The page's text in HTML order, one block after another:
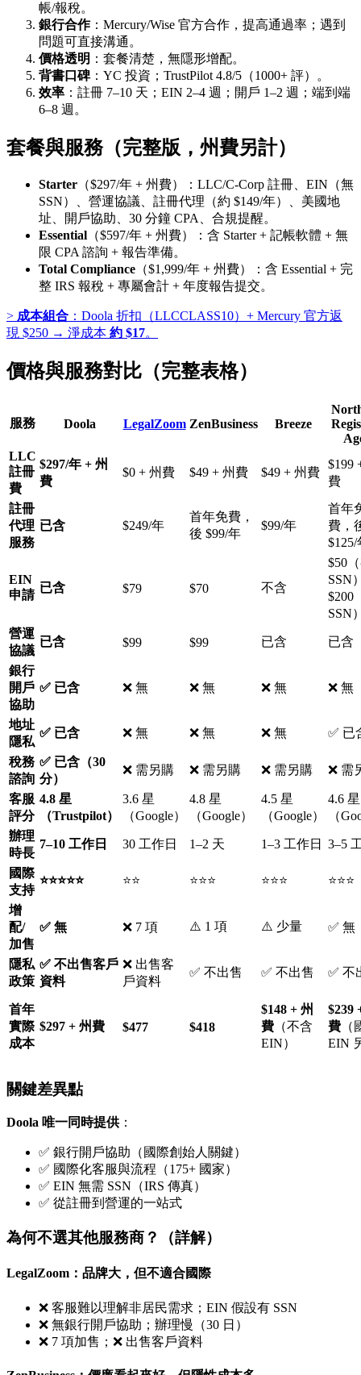
帳/報稅。
銀行合作：Mercury/Wise 官方合作，提高通過率；遇到
問題可直接溝通。
價格透明 ：套餐清楚，無隱形增配。
背書口碑：YC 投資；TrustPilot 4.8/5（1000+ 評）。
效率 ：註冊 7–10 天；EIN 2–4 週；開戶 1–2 週；端到端
6–8 週。
套餐與服務（完整版，州費另計）
Starter （$297/年 + 州費）：LLC/C‑Corp 註冊、EIN（無
SSN）、營運協議、註冊代理（約 $149/年）、美國地
址、開戶協助、30 分鐘 CPA、合規提醒。
Essential （$597/年 + 州費）：含 Starter + 記帳軟體 + 無
限 CPA 諮詢 + 報告準備。
Total Compliance （$1,999/年 + 州費）：含 Essential + 完
整 IRS 報稅 + 專屬會計 + 年度報告提交。
> 成本組合 ：Doola 折扣（LLCCLASS10）+ Mercury 官方返
現 $250 → 淨成本 約 $17。
價格與服務對比（完整表格）
服務 Doola LegalZoom ZenBusiness Breeze
LLC
註冊
費
$297/年 + 州
費
$0 + 州費 $49 + 州費 $49 + 州費
$199
費
註冊
代理
服務
已含 $249/年
首年免費，
後 $99/年
$99/年
首年
費，
$125/
EIN
申請
已含 $79 $70 不含
$50
SSN
$200
SSN
營運
協議
已含 $99 $99 已含 已含
銀行
開戶
協助
✅ 已含 ❌ 無 ❌ 無 ❌ 無 ❌ 無
地址
隱私
✅ 已含 ❌ 無 ❌ 無 ❌ 無 ✅ 已
稅務
諮詢
✅ 已含（30
分）
❌ 需另購 ❌ 需另購 ❌ 需另購 ❌ 需
客服
評分
4.8 星
（Trustpilot）
3.6 星
（Google）
4.8 星
（Google）
4.5 星
（Google）
4.6 星
（
辦理
時長
7–10 工作日 30 工作日 1–2 天 1–3 工作日 3–5
國際
支持
⭐⭐⭐⭐⭐ ⭐⭐ ⭐⭐⭐ ⭐⭐⭐ ⭐⭐⭐
增
配/
加售
✅ 無 ❌ 7 項 ⚠️ 1 項 ⚠️ 少量 ✅ 無
隱私
政策
✅ 不出售客戶
資料
❌ 出售客
戶資料
✅ 不出售 ✅ 不出售 ✅ 不
首年
實際
成本
$297 + 州費 $477 $418
$148 + 州
費 （不含
EIN）
$239
費 （
EIN
關鍵差異點
Doola 唯一同時提供：
✅ 銀行開戶協助（國際創始人關鍵）
✅ 國際化客服與流程（175+ 國家）
✅ EIN 無需 SSN（IRS 傳真）
✅ 從註冊到營運的一站式
為何不選其他服務商？（詳解）
LegalZoom：品牌大，但不適合國際
❌ 客服難以理解非居民需求；EIN 假設有 SSN
❌ 無銀行開戶協助；辦理慢（30 日）
❌ 7 項加售；❌ 出售客戶資料